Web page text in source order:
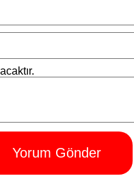
Yorum Gönder